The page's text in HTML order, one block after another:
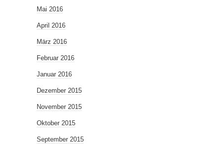
Mai 2016
April 2016
März 2016
Februar 2016
Januar 2016
Dezember 2015
November 2015
Oktober 2015
September 2015